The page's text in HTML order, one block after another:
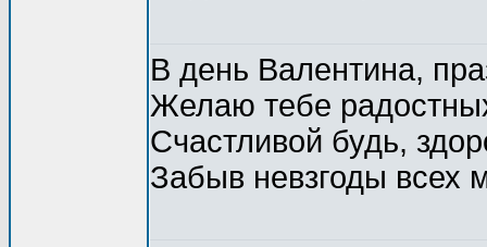
В день Валентина,
Желаю тебе
Счастливой будь,
Забыв невзгоды всех